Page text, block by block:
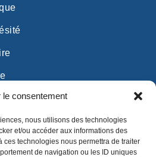
le consentement
nous utilisons des technologies
et/ou accéder aux informations des
ces technologies nous permettra de traiter
de navigation ou les ID uniques